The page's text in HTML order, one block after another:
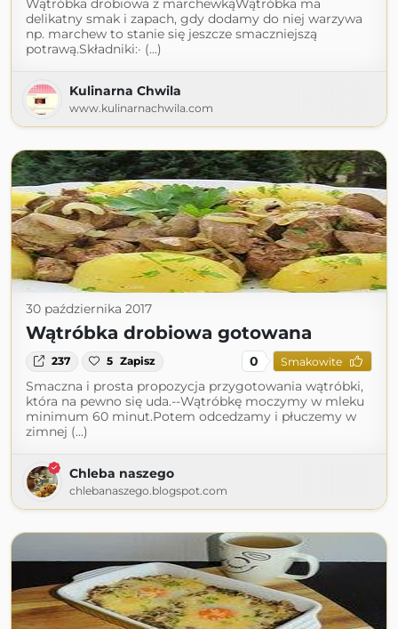
Wątróbka drobiowa z marchewkąWątróbka ma
delikatny smak i zapach, gdy dodamy do niej warzywa
np. marchew to stanie się jeszcze smaczniejszą
potrawą.Składniki:· (...)
Kulinarna Chwila
www.kulinarnachwila.com
30 października 2017
Wątróbka drobiowa gotowana
237 5 Zapisz 0 Smakowite
Smaczna i prosta propozycja przygotowania wątróbki,
która na pewno się uda.--Wątróbkę moczymy w mleku
minimum 60 minut.Potem odcedzamy i płuczemy w
zimnej (...)
Chleba naszego
chlebanaszego.blogspot.com